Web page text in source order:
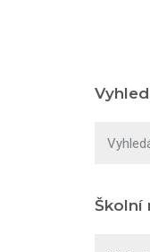
Školní